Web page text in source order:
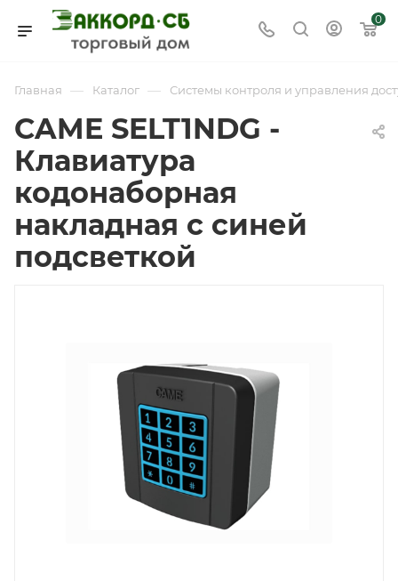
0
Главная — Каталог — Системы контроля и управления
CAME SELT1NDG -
Клавиатура
кодонаборная
накладная с синей
подсветкой